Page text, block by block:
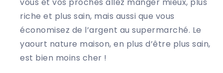
vous et vos proches allez manger mieux, plus
riche et plus sain, mais aussi que vous
économisez de l’argent au supermarché. Le
yaourt nature maison, en plus d’être plus sain,
est bien moins cher !